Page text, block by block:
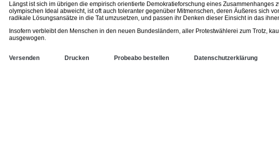
Längst ist sich im übrigen die empirisch orientierte Demokratieforschung eines
olympischen Ideal abweicht, ist oft auch toleranter gegenüber Mitmenschen, deren Äußeres sich
radikale Lösungsansätze in die Tat umzusetzen, und passen ihr Denken dieser Einsicht in das
Insofern verbleibt den Menschen in den neuen Bundesländern, aller Protestwählerei zum Trotz,
ausgewogen.
Versenden Drucken Probeabo bestellen Datenschutzerklärung